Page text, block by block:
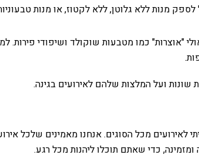
לספק מנות ללא גלוטן, ללא לקטוז, או מנות
"אוצרות" כמו מטבעות שוקולד ושיפודי פירות.
ועל המלצות שלהם לאירועים בגינה.
לאירועים מכל הסוגים. אנחנו מאמינים שלכל
כדי שאתם תוכלו ליהנות מכל רגע.